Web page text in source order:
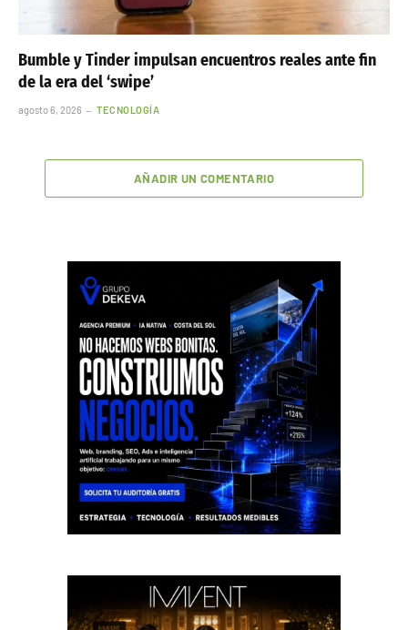
Bumble y Tinder impulsan encuentros reales ante fin
de la era del ‘swipe’
agosto 6, 2026 TECNOLOGÍA
AÑADIR UN COMENTARIO